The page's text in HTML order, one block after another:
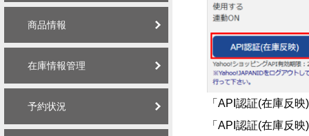
商品情報
在庫情報管理
予約状況
「API認証(在庫反
「API認証(在庫反